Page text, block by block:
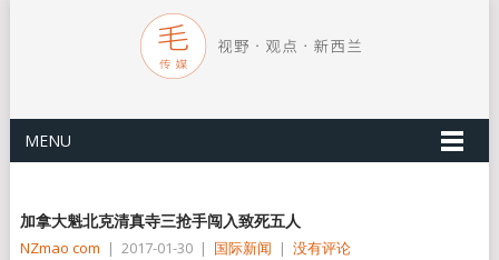
MENU
加拿大魁北克清真寺三抢手闯入致死五人
NZmao com | 2017-01-30 | 国际新闻 | 没有评论